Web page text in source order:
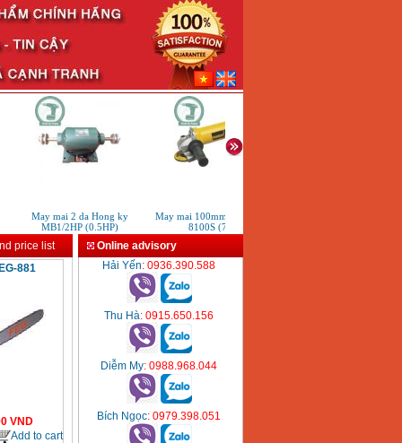
May mai 2 da Hong ky
MB1/2HP (0.5HP)
May mai 100mm Dewalt DWE
8100S (720W)
price list
881
VND
Add to cart
Online advisory
Hải Yến: 0936.390.588
Thu Hà: 0915.650.156
Diễm My: 0988.968.044
Bích Ngọc: 0979.398.051